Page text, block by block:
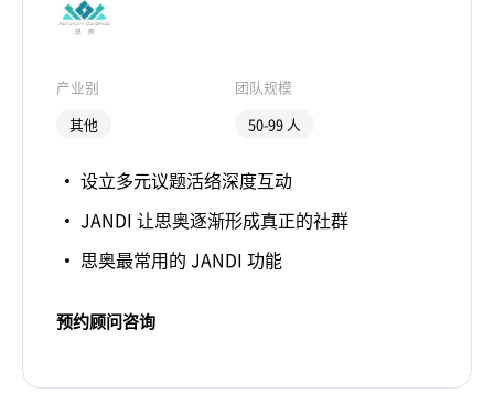
产业别
其他
团队规模
50-99 人
设立多元议题活络深度互动
JANDI 让思奥逐渐形成真正的社群
思奥最常用的 JANDI 功能
预约顾问咨询